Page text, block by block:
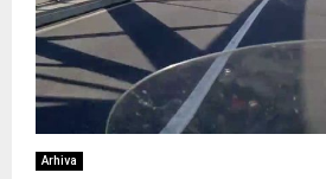
Arhiva